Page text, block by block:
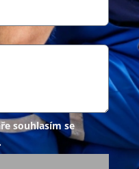
souhlasím se